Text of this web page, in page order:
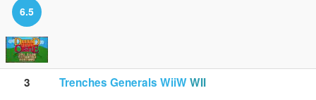
6.5
3 Trenches Generals WiiWWII